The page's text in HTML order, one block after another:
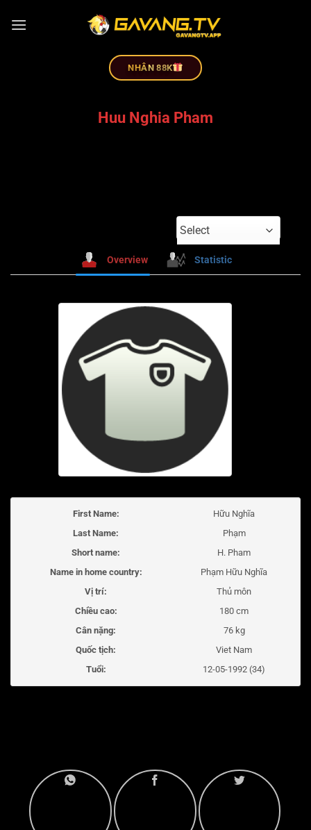
NHÂN 88K
Huu Nghia Pham
Select
Overview Statistic
First Name:
Hữu Nghĩa
Last Name:
Phạm
Short name:
H. Pham
Name in home country:
Phạm Hữu Nghĩa
Vị trí:
Thủ môn
Chiều cao:
180 cm
Cân nặng:
76 kg
Quốc tịch:
Viet Nam
Tuổi:
12-05-1992 (34)